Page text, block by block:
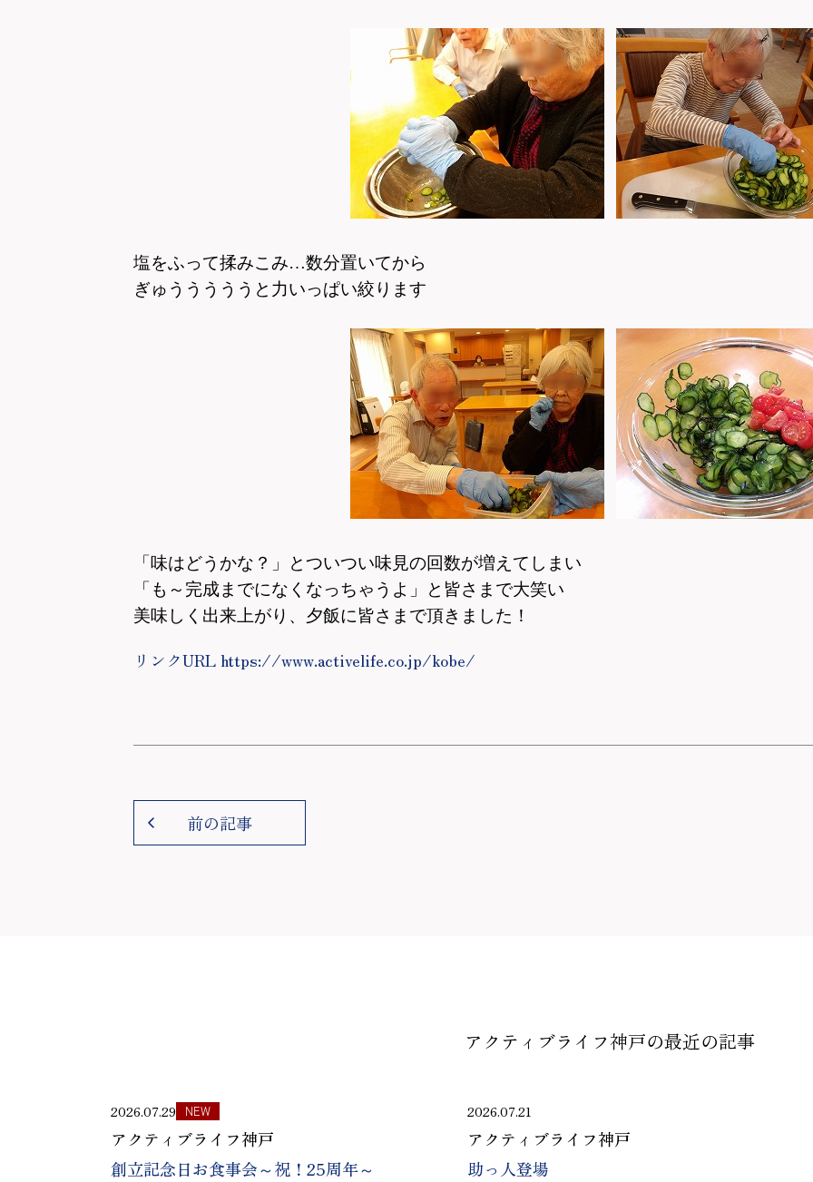
塩をふって揉みこみ…数分置いてから
ぎゅうううううと力いっぱい絞ります
「味はどうかな？」とついつい味見の回数が増えてしまい
「も～完成までになくなっちゃうよ」と皆さまで大笑い
美味しく出来上がり、夕飯に皆さまで頂きました！
リンクURL https://www.activelife.co.jp/kobe/
前の記事
アクティブライフ神戸の最近の記事
2026.07.29 NEW
アクティブライフ神戸
創立記念日お食事会～祝！25周年～
2026.07.21
アクティブライフ神戸
助っ人登場